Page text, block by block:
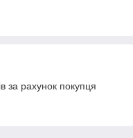
за рахунок покупця